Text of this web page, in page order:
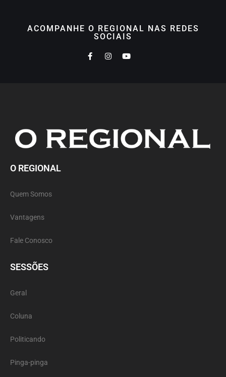
ACOMPANHE O REGIONAL NAS REDES
SOCIAIS
O REGIONAL
Quem Somos
Vantagens
Fale Conosco
SESSÕES
Geral
Coluna
Politicando
Pinga-pinga